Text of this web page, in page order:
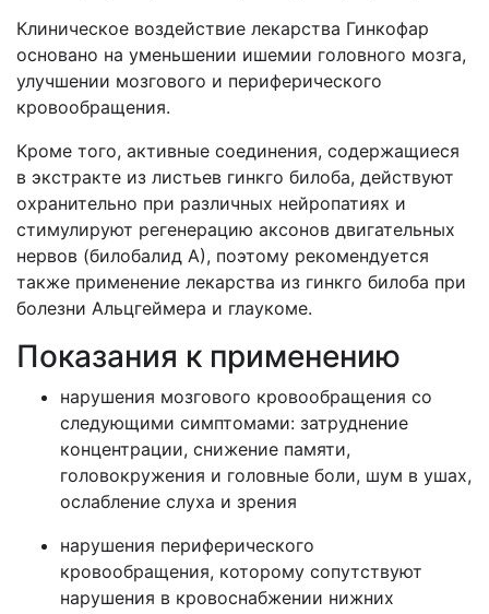
Клиническое воздействие лекарства Гинкофар
основано на уменьшении ишемии головного мозга,
улучшении мозгового и периферического
кровообращения.
Кроме того, активные соединения, содержащиеся
в экстракте из листьев гинкго билоба, действуют
охранительно при различных нейропатиях и
стимулируют регенерацию аксонов двигательных
нервов (билобалид А), поэтому рекомендуется
также применение лекарства из гинкго билоба при
болезни Альцгеймера и глаукоме.
Показания к применению
нарушения мозгового кровообращения со
следующими симптомами: затруднение
концентрации, снижение памяти,
головокружения и головные боли, шум в ушах,
ослабление слуха и зрения
нарушения периферического
кровообращения, которому сопутствуют
нарушения в кровоснабжении нижних